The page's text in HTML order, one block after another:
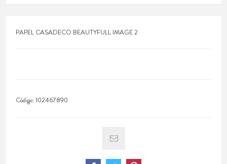
PAPEL CASADECO BEAUTYFULL IMAGE 2
Código:102467890